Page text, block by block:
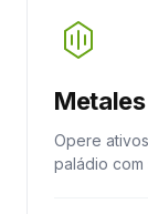
Metales
Opere
paládio com